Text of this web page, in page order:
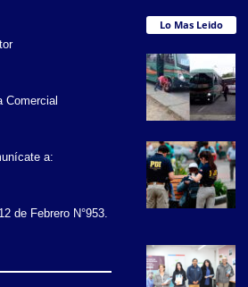
Comercial
a:
de Febrero N°953.
Lo Mas Leido